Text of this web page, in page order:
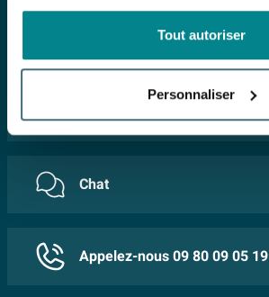
Tout autoriser
Personnaliser
Chat
Appelez-nous 09 80 09 05 19